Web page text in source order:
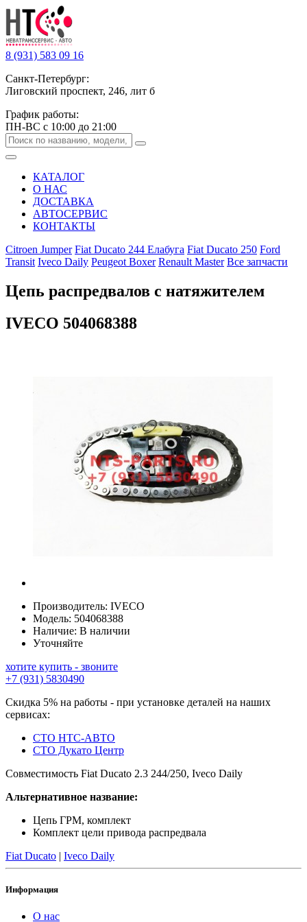
8 (931) 583 09 16
Санкт-Петербург:
Лиговский проспект, 246, лит б
График работы:
ПН-ВС с 10:00 до 21:00
КАТАЛОГ
О НАС
ДОСТАВКА
АВТОСЕРВИС
КОНТАКТЫ
Citroen Jumper Fiat Ducato 244 Елабуга Fiat Ducato 250 Ford
Transit Iveco Daily Peugeot Boxer Renault Master Все запчасти
Цепь распредвалов с натяжителем
IVECO 504068388
Производитель: IVECO
Модель: 504068388
Наличие: В наличии
Уточняйте
хотите купить - звоните
+7 (931) 5830490
Скидка 5% на работы - при установке деталей на наших
сервисах:
СТО НТС-АВТО
СТО Дукато Центр
Совместимость Fiat Ducato 2.3 244/250, Iveco Daily
Альтернативное название:
Цепь ГРМ, комплект
Комплект цели привода распредвала
Fiat Ducato | Iveco Daily
Информация
О нас